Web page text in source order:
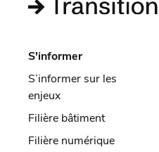
S'informer
S’informer sur les
enjeux
Filière bâtiment
Filière numérique